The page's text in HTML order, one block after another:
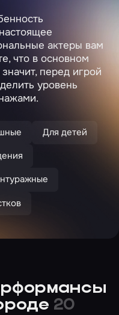
актеры вам
что в основном
перед игрой
уровень
Для детей
20